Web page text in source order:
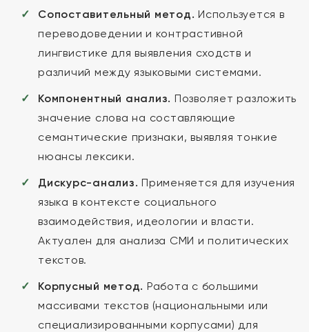
Сопоставительный метод. Используется в
переводоведении и контрастивной
лингвистике для выявления сходств и
различий между языковыми системами.
Компонентный анализ. Позволяет разложить
значение слова на составляющие
семантические признаки, выявляя тонкие
нюансы лексики.
Дискурс-анализ. Применяется для изучения
языка в контексте социального
взаимодействия, идеологии и власти.
Актуален для анализа СМИ и политических
текстов.
Корпусный метод. Работа с большими
массивами текстов (национальными или
специализированными корпусами) для